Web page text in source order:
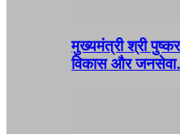
मुख्यमंत्री श्री पुष्कर
विकास और